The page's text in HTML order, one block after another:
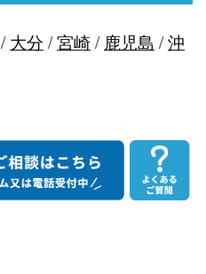
/大分 /宮崎/ 鹿児島 /沖